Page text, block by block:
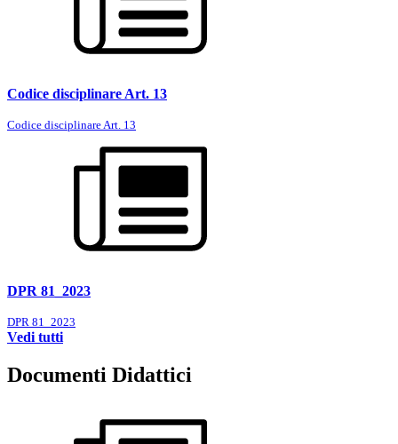
Codice disciplinare Art. 13
Codice disciplinare Art. 13
DPR 81_2023
DPR 81_2023
Vedi tutti
Documenti Didattici